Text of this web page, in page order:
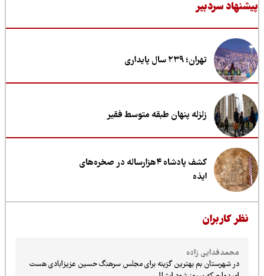
سردبیر
تهران؛ ۲۳۹ سال پایداری
زلزله پنهان طبقه متوسط فقیر
کشف پادشاه ۴هزارساله در صخره‌های
ایذه
کاربران
محمدفدايي زاده
در شهرستان بم بهترين گزينه براي مجلس سرهنگ حسين عزيزابادي هست